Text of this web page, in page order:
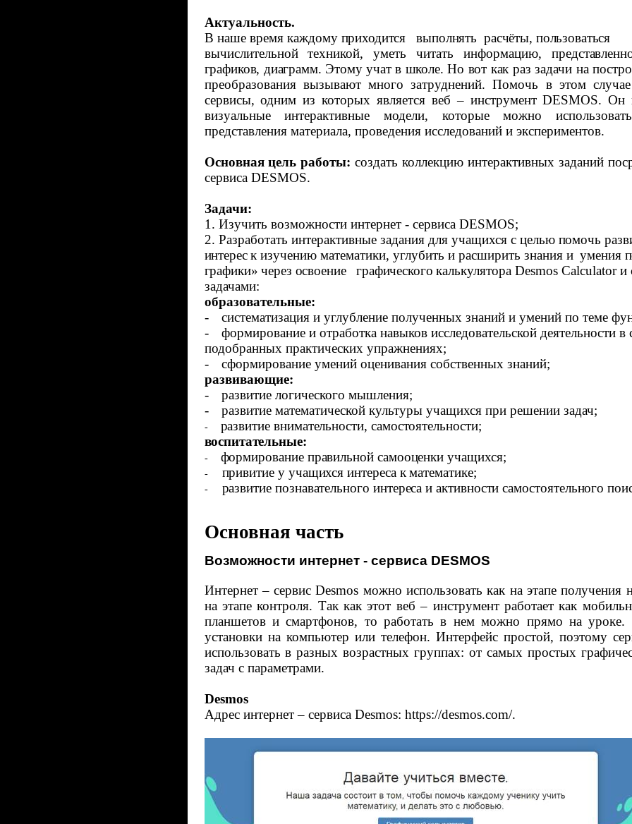
Актуальность.
В наше время каждому приходится выполнять расчёты, пользоваться
вычислительной техникой, уметь читать информацию,
графиков, диаграмм. Этому учат в школе. Но вот как раз задачи на
преобразования вызывают много затруднений. Помочь в этом
сервисы, одним из которых является веб – инструментDESMOS.Он
визуальные интерактивные модели, которые можно
представления материала, проведения исследований и экспериментов.
Основная цель работы:создать коллекцию интерактивных заданий
сервиса DESMOS.
Задачи:
1. Изучить возможности интернет - сервиса DESMOS;
2. Разработать интерактивные задания для учащихся с целью помочь
интереск изучению математики, углубить и расширить знания и умения
графики» через освоение графическогокалькулятораDesmos Calculatorи
задачами:
образовательные:
-
систематизация и углубление полученных знаний и умений по теме
-
формирование и отработка навыков исследовательской деятельности в
подобранных практических упражнениях;
-
сформирование умений оценивания собственных знаний;
развивающие:
-
развитие логического мышления;
-
развитие математической культуры учащихся при решении задач;
-
развитие внимательности, самостоятельности;
воспитательные:
- формирование правильной самооценки учащихся;
- привитие у учащихся интереса к математике;
- развитие познавательного интереса и активности самостоятельного
Основная часть
Возможности интернет - сервиса DESMOS
Интернет – сервис Desmos можно использовать как на этапе получения
на этапе контроля. Так как этот веб – инструмент работает как
планшетов и смартфонов, то работать в нем можно прямо на уроке.
установки на компьютер или телефон. Интерфейс простой, поэтому
использовать в разных возрастных группах: от самых простых
задач с параметрами.
Desmos
Адрес интернет – сервиса Desmos: https://desmos.com/.